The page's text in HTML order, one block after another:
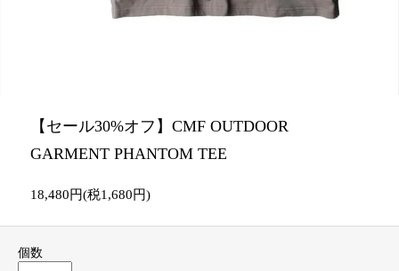
【セール30%オフ】CMF OUTDOOR
GARMENT PHANTOM TEE
18,480円(税1,680円)
個数